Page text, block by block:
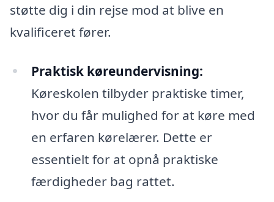
støtte dig i din rejse mod at blive en
kvalificeret fører.
Praktisk køreundervisning:
Køreskolen tilbyder praktiske timer,
hvor du får mulighed for at køre med
en erfaren kørelærer. Dette er
essentielt for at opnå praktiske
færdigheder bag rattet.